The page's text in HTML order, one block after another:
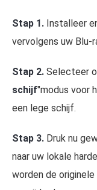
Stap 1. Installeer
vervolgens uw Blu-
Stap 2. Selecteer
schijf"modus voor
een lege schijf.
Stap 3. Druk nu
naar uw lokale
worden de